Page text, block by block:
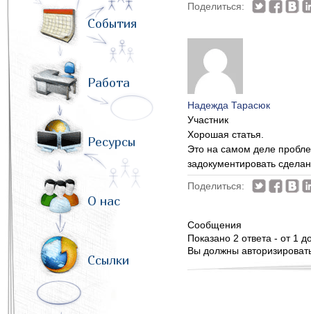
События
Работа
Ресурсы
О нас
Ссылки
Поделиться:
Надежда Тарасюк
Участник
Хорошая статья.
Это на самом деле
задокументировать
Поделиться:
Сообщения
Показано 2 ответа - от 1
Вы должны